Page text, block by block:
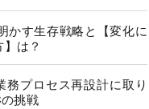
かす生存戦略と【変化に
は？
務プロセス再設計に取り
挑戦